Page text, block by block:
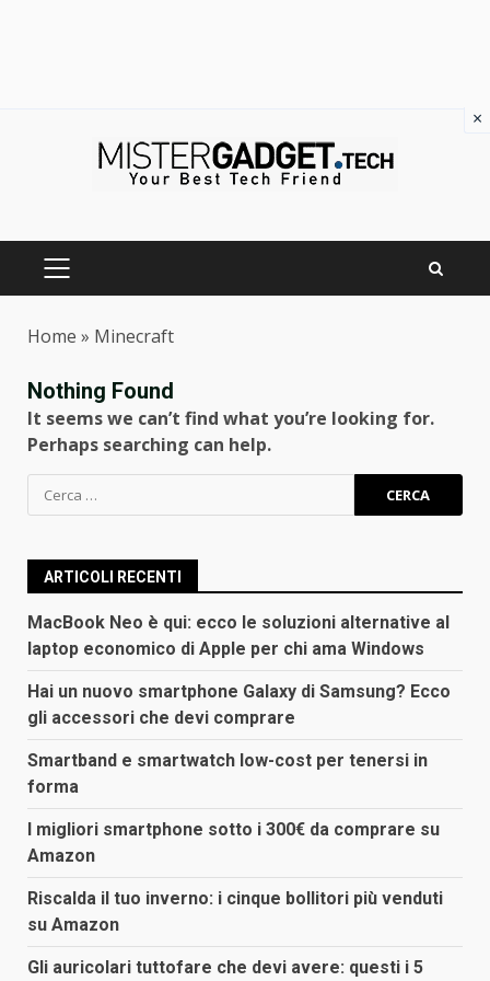
PRIMARY
Home » Minecraft
Nothing Found
It seems we can’t find what you’re looking for.
Perhaps searching can help.
Ricerca
per:
ARTICOLI RECENTI
MacBook Neo è qui: ecco le soluzioni alternative al
laptop economico di Apple per chi ama Windows
Hai un nuovo smartphone Galaxy di Samsung? Ecco
gli accessori che devi comprare
Smartband e smartwatch low-cost per tenersi in
forma
I migliori smartphone sotto i 300€ da comprare su
Amazon
Riscalda il tuo inverno: i cinque bollitori più venduti
su Amazon
Gli auricolari tuttofare che devi avere: questi i 5
×